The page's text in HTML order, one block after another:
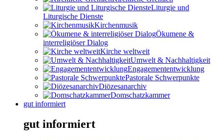
Liturgie und
Liturgische Dienste
Kirchenmusik
Ökumene &
interreligiöser Dialog
Kirche weltweit
Umwelt & Nachhaltigkeit
Engagemententwicklung
Pastorale Schwerpunkte
Diözesanarchiv
Domschatzkammer
gut informiert
gut informiert